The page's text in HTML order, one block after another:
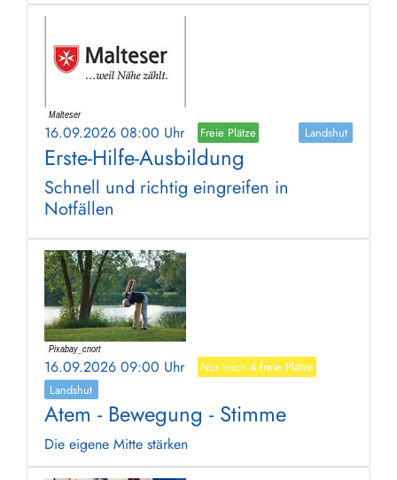
16.09.2026 08:00 Uhr Freie Plätze Landshut
Erste-Hilfe-Ausbildung
Schnell und richtig eingreifen in
Notfällen
16.09.2026 09:00 Uhr
Nur noch 4 freie Plätze
Landshut
Atem - Bewegung - Stimme
Die eigene Mitte stärken